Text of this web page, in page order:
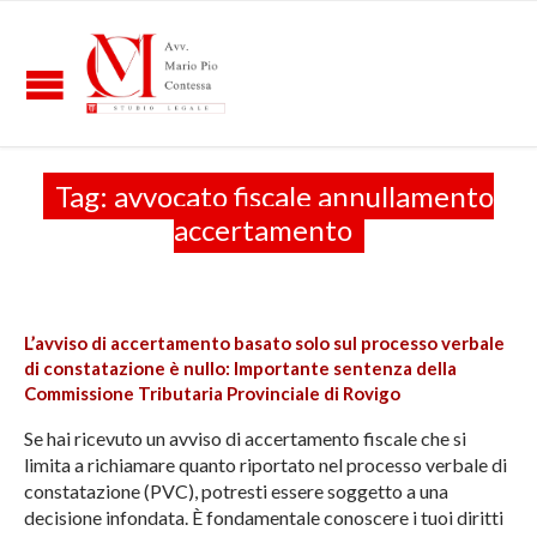
Tag: avvocato fiscale annullamento
accertamento
L’avviso di accertamento basato solo sul processo verbale
di constatazione è nullo: Importante sentenza della
Commissione Tributaria Provinciale di Rovigo
Se hai ricevuto un avviso di accertamento fiscale che si
limita a richiamare quanto riportato nel processo verbale di
constatazione (PVC), potresti essere soggetto a una
decisione infondata. È fondamentale conoscere i tuoi diritti